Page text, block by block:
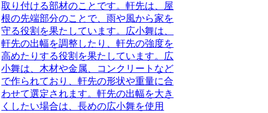
取り付ける部材のことです。軒先は、屋
根の先端部分のことで、雨や風から家を
守る役割を果たしています。広小舞は、
軒先の出幅を調整したり、軒先の強度を
高めたりする役割を果たしています。広
小舞は、木材や金属、コンクリートなど
で作られており、軒先の形状や重量に合
わせて選定されます。軒先の出幅を大き
くしたい場合は、長めの広小舞を使用